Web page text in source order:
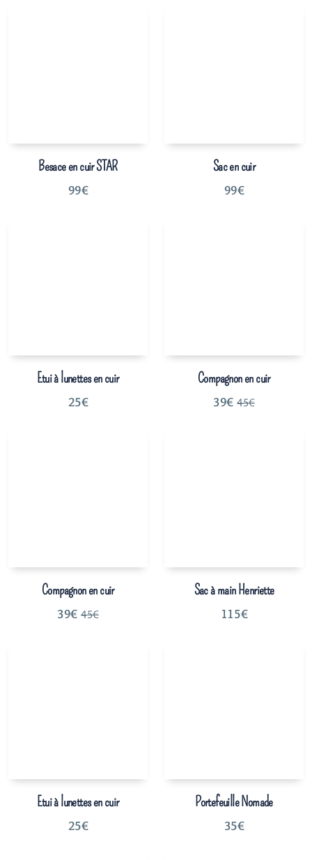
Besace en cuir STAR
99€
Sac en cuir
99€
Etui à lunettes en cuir
25€
Compagnon en cuir
39€ 45€
Compagnon en cuir
39€ 45€
Sac à main Henriette
115€
Etui à lunettes en cuir
25€
Portefeuille Nomade
35€